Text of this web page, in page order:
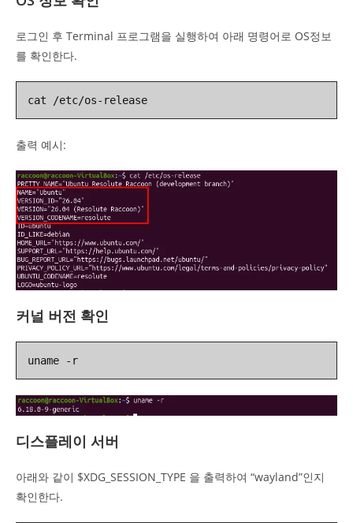
로그인 후 Terminal 프로그램을 실행하여 아래 명령어로 OS정보
를 확인한다.
cat /etc/os-release
출력 예시:
커널 버전 확인
uname -r
디스플레이 서버
아래와 같이 $XDG_SESSION_TYPE 을 출력하여 “wayland”인지
확인한다.